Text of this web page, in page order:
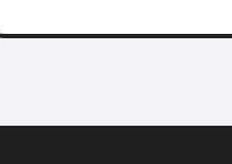
разработчиков. Вот 12